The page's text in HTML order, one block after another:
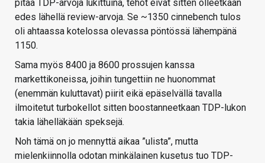
pitää TDP-arvoja lukittuina, tehot eivät sitten olleetkaan
edes lähellä review-arvoja. Se ~1350 cinnebench tulos
oli ahtaassa kotelossa olevassa pöntössä lähempänä
1150.
Sama myös 8400 ja 8600 prossujen kanssa
markettikoneissa, joihin tungettiin ne huonommat
(enemmän kuluttavat) piirit eikä epäselvällä tavalla
ilmoitetut turbokellot sitten boostanneetkaan TDP-lukon
takia lähelläkään speksejä.
Noh tämä on jo mennyttä aikaa ”ulista”, mutta
mielenkiinnolla odotan minkälainen kusetus tuo TDP-